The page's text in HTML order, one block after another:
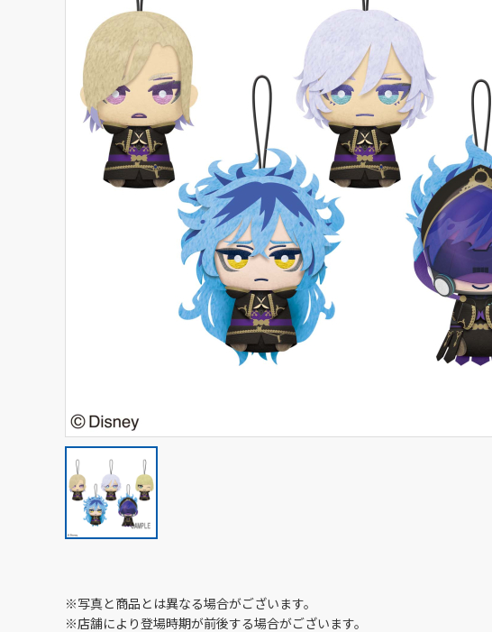
※写真と商品とは異なる場合がございます。
※店舗により登場時期が前後する場合がございます。